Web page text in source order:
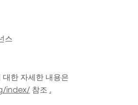
스
한 자세한 내용은
index/참조 .